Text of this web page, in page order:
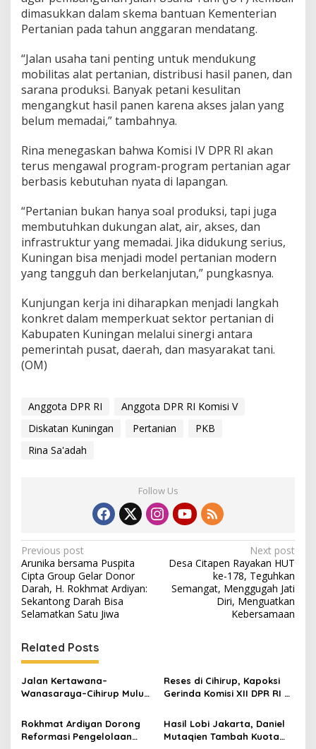
dimasukkan dalam skema bantuan Kementerian
Pertanian pada tahun anggaran mendatang.
“Jalan usaha tani penting untuk mendukung
mobilitas alat pertanian, distribusi hasil panen, dan
sarana produksi. Banyak petani kesulitan
mengangkut hasil panen karena akses jalan yang
belum memadai,” tambahnya.
Rina menegaskan bahwa Komisi IV DPR RI akan
terus mengawal program-program pertanian agar
berbasis kebutuhan nyata di lapangan.
“Pertanian bukan hanya soal produksi, tapi juga
membutuhkan dukungan alat, air, akses, dan
infrastruktur yang memadai. Jika didukung serius,
Kuningan bisa menjadi model pertanian modern
yang tangguh dan berkelanjutan,” pungkasnya.
Kunjungan kerja ini diharapkan menjadi langkah
konkret dalam memperkuat sektor pertanian di
Kabupaten Kuningan melalui sinergi antara
pemerintah pusat, daerah, dan masyarakat tani.
(OM)
Anggota DPR RI
Anggota DPR RI Komisi V
Diskatan Kuningan
Pertanian
PKB
Rina Sa'adah
Follow Us
Post
navigation
Previous post
Arunika bersama Puspita
Cipta Group Gelar Donor
Darah, H. Rokhmat Ardiyan:
Sekantong Darah Bisa
Selamatkan Satu Jiwa
Next post
Desa Citapen Rayakan HUT
ke-178, Teguhkan
Semangat, Menggugah Jati
Diri, Menguatkan
Kebersamaan
Related Posts
Jalan Kertawana–
Wanasaraya–Cihirup Mulus,
Perjuangan Anggota DPR RI
Rokhmat Ardiyan
Reses di Cihirup, Kapoksi
Gerinda Komisi XII DPR RI H
PIP untuk 242 Siswa
Rokhmat Ardiyan Dorong
Reformasi Pengelolaan
Hasil Lobi Jakarta, Daniel
Mutaqien Tambah Kuota